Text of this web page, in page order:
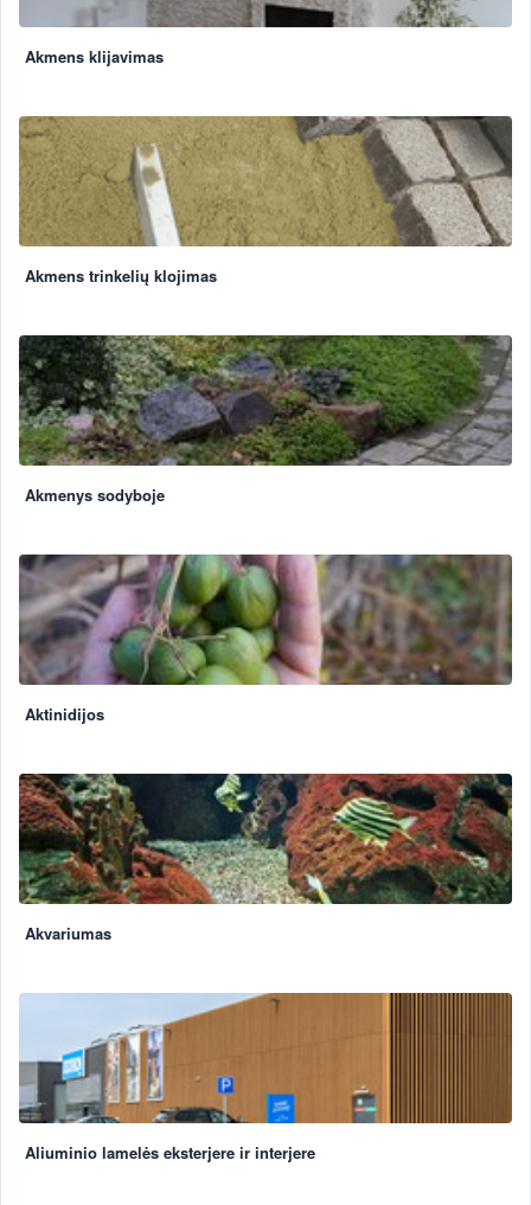
Akmens klijavimas
Akmens trinkelių klojimas
Akmenys sodyboje
Aktinidijos
Akvariumas
Aliuminio lamelės eksterjere ir interjere